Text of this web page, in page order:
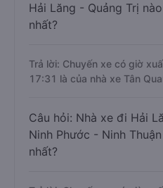
Hải Lăng - Quảng Trị
nhất?
Trả lời: Chuyến xe có giờ
17:31 là của nhà xe Tân
Câu hỏi: Nhà xe đi Hải
Ninh Phước - Ninh
nhất?